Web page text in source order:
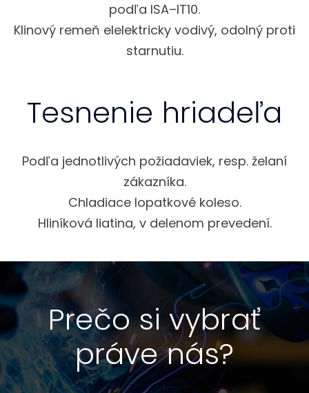
podľa ISA–IT10.
Klinový remeň elelektricky vodivý, odolný proti
starnutiu.
Tesnenie hriadeľa
Podľa jednotlivých požiadaviek, resp. želaní
zákazníka.
Chladiace lopatkové koleso.
Hliníková liatina, v delenom prevedení.
Prečo si vybrať
práve nás?